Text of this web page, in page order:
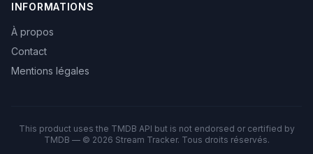
INFORMATIONS
À propos
Contact
Mentions légales
This product uses the TMDB API but is not endorsed or certified by
TMDB — © 2026 Stream Tracker. Tous droits réservés.